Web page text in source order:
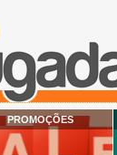
PROMOÇÕES